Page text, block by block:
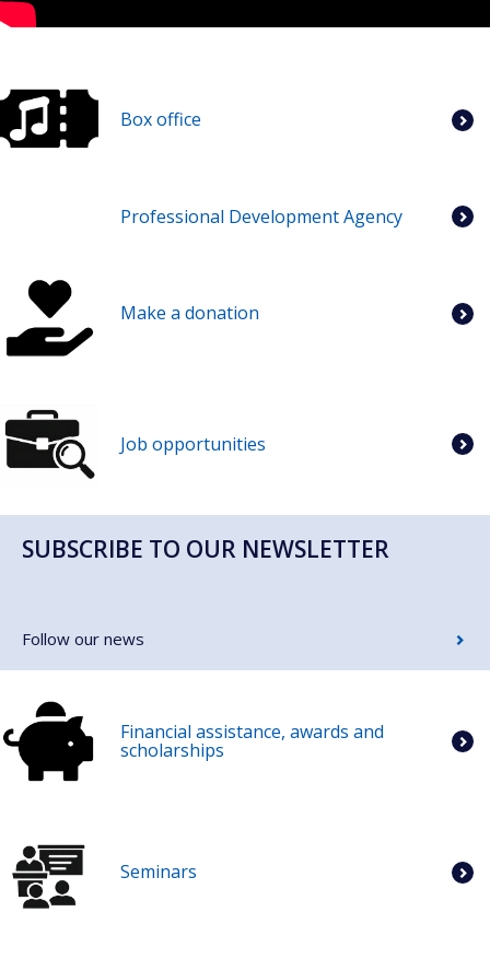
Box office
Professional Development Agency
Make a donation
Job opportunities
SUBSCRIBE TO OUR NEWSLETTER
Follow our news
Financial assistance, awards and
scholarships
Seminars